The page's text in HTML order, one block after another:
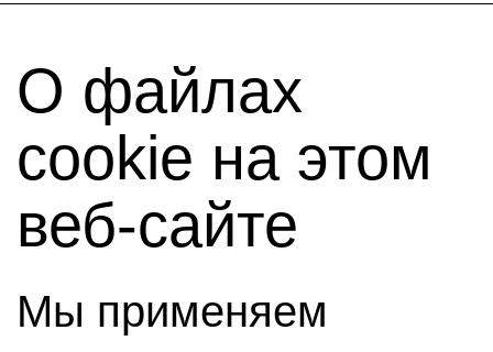
О файлах
cookie на этом
веб-сайте
Мы применяем